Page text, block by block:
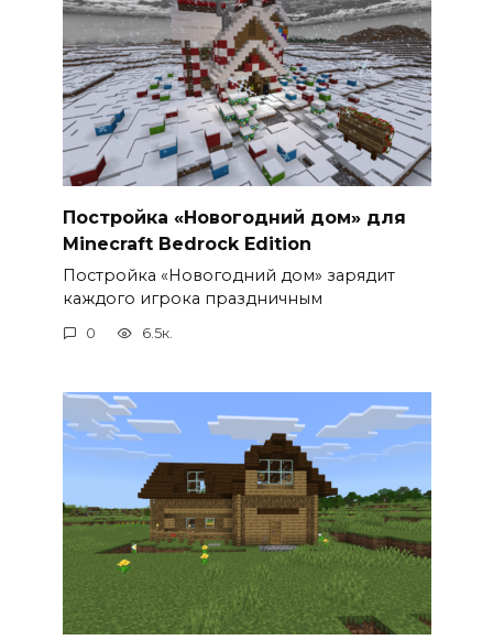
Постройка «Новогодний дом» для
Minecraft Bedrock Edition
Постройка «Новогодний дом» зарядит
каждого игрока праздничным
0 6.5к.